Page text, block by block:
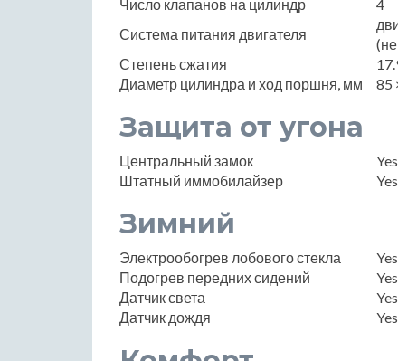
Число клапанов на цилиндр
4
Система питания двигателя
Степень сжатия
Диаметр цилиндра и ход поршня, мм
85
Защита от угона
Центральный замок
Yes
Штатный иммобилайзер
Yes
Зимний
Электрообогрев лобового стекла
Yes
Подогрев передних сидений
Yes
Датчик света
Yes
Датчик дождя
Yes